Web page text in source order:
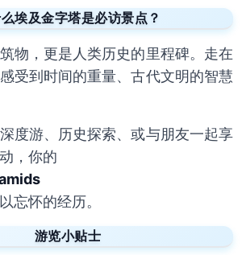
埃及金字塔是必访景点？
物，更是人类历史的里程碑。走在
受到时间的重量、古代文明的智慧
度游、历史探索、或与朋友一起享
，你的
忘怀的经历。
游览小贴士